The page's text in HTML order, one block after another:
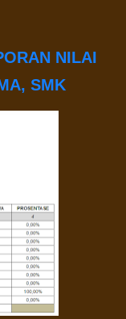
NILAI
SMK